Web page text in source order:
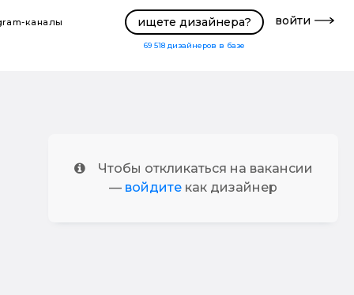
каналы ищете дизайнера?
69 518 дизайнеров в базе
войти
Чтобы откликаться на вакансии
— войдите как дизайнер